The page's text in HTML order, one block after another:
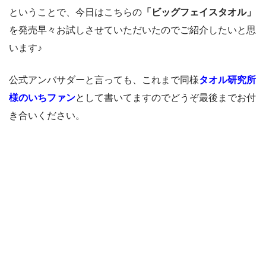
ということで、今日はこちらの 「ビッグフェイスタオル」
を発売早々お試しさせていただいたのでご紹介したいと思
います♪
公式アンバサダーと言っても、これまで同様タオル研究所
様のいちファンとして書いてますのでどうぞ最後までお付
き合いください。